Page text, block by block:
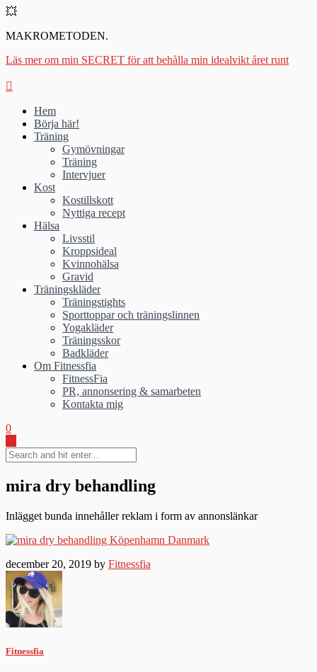
💥
MAKROMETODEN.
Läs mer om min SECRET för att behålla min idealvikt året runt
Hem
Börja här!
Träning
Gymövningar
Träning
Intervjuer
Kost
Kostillskott
Nyttiga recept
Hälsa
Livsstil
Kroppsideal
Kvinnohälsa
Gravid
Träningskläder
Träningstights
Sporttoppar och träningslinnen
Yogakläder
Träningsskor
Badkläder
Om Fitnessfia
FitnessFia
PR, annonsering & samarbeten
Kontakta mig
0
mira dry behandling
Inlägget bunda innehåller reklam i form av annonslänkar
december 20, 2019 by Fitnessfia
Fitnessfia